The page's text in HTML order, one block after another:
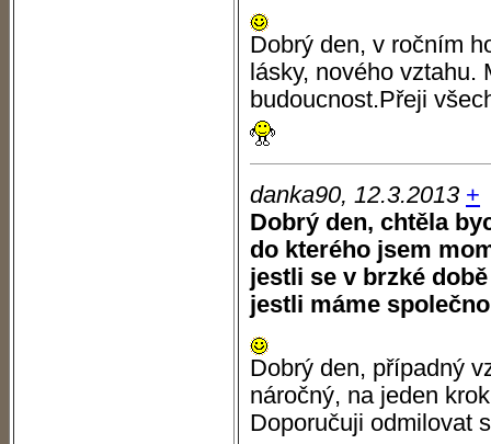
Dobrý den, v ročním
lásky, nového
budoucnost.Přeji
danka90, 12.3.2013 +
Dobrý den, chtěla
do kterého jsem
jestli se v brzké
jestli máme
Dobrý den, případný
náročný, na jeden
Doporučuji odmilovat